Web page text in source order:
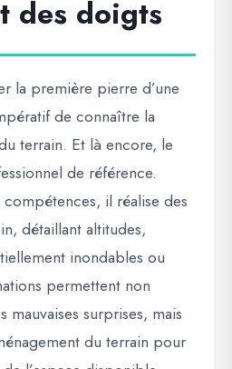
des doigts
la première pierre d’une
de connaître la
terrain. Et là encore, le
de référence.
il réalise des
, détaillant altitudes,
inondables ou
permettent non
mauvaises surprises, mais
du terrain pour